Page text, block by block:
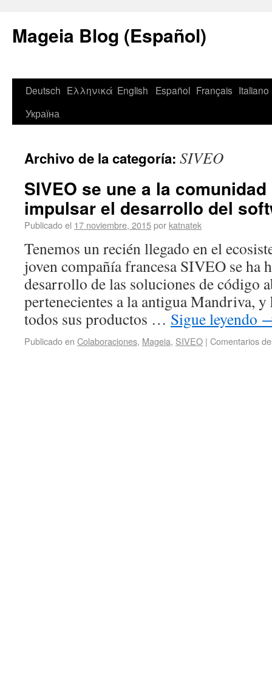
Mageia Blog (Español)
Deutsch Ελληνικά English Español Français Italiano
Україна
Archivo de la categoría: SIVEO
SIVEO se une a la
impulsar el desarrollo del
Publicado el 17 noviembre, 2015por katnatek
Tenemos un recién llegado en el
joven compañía francesa SIVEO se ha
desarrollo de las soluciones de código
pertenecientes a la antigua Mandriva,
todos sus productos … Sigue leyendo
Publicado en Colaboraciones, Mageia, SIVEO | Comentarios